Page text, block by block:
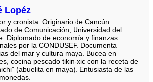
Lopéz
y cronista. Originario de Cancún.
de Comunicación, Universidad del
Diplomado de economía y finanzas
por la CONDUSEF. Documenta
del mar y cultura maya. Bucea en
cocina pescado tikin-xic con la receta de
(abuelita en maya). Entusiasta de las